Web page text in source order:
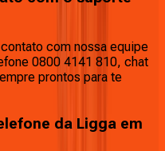
com nossa equipe
0800 4141 810, chat
prontos para te
da Ligga em